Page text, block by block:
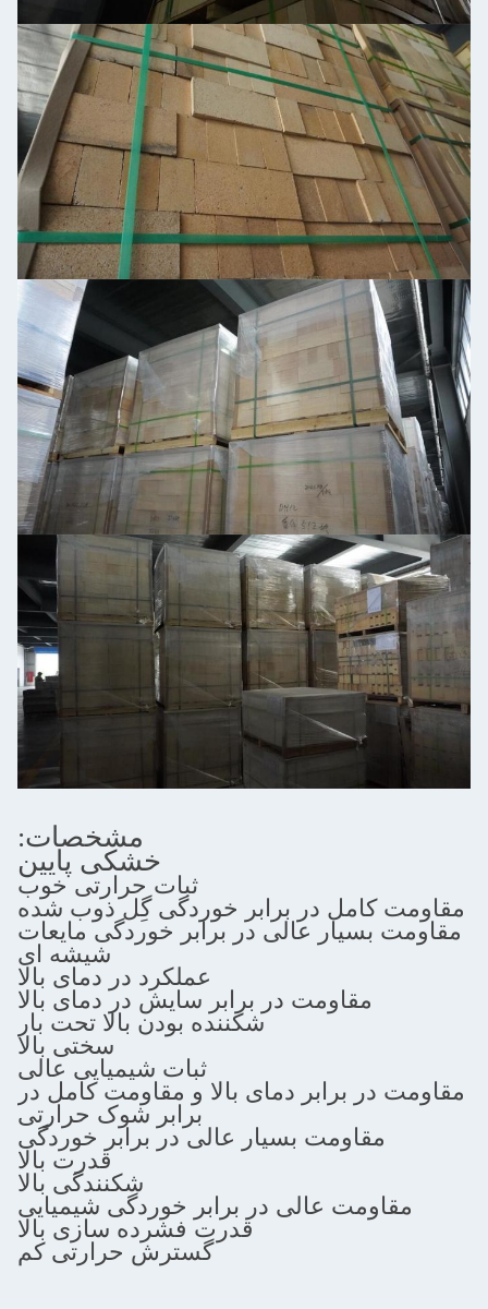
مشخصات:
خشکی پایین
ثبات حرارتی خوب
کامل در برابر خوردگی گِل ذوب شده
بسیار عالی در برابر خوردگی مایعات
شیشه ای
عملکرد در دمای بالا
مقاومت در برابر سایش در دمای بالا
شکننده بودن بالا تحت بار
سختی بالا
ثبات شیمیایی عالی
برابر دمای بالا و مقاومت کامل در
برابر شوک حرارتی
مقاومت بسیار عالی در برابر خوردگی
قدرت بالا
شکنندگی بالا
عالی در برابر خوردگی شیمیایی
قدرت فشرده سازی بالا
گسترش حرارتی کم